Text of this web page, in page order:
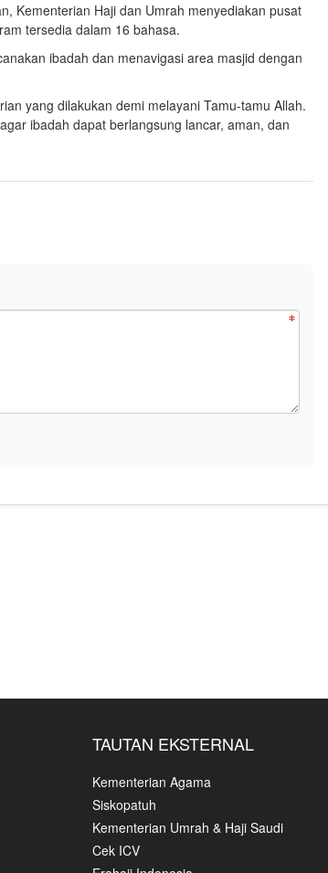
Kementerian Haji dan Umrah menyediakan pusat
tersedia dalam 16 bahasa.
ibadah dan menavigasi area masjid dengan
yang dilakukan demi melayani Tamu-tamu Allah.
ibadah dapat berlangsung lancar, aman, dan
TAUTAN EKSTERNAL
Kementerian Agama
Siskopatuh
Kementerian Umrah & Haji Saudi
Cek ICV